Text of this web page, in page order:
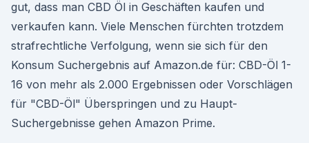
gut, dass man CBD Öl in Geschäften kaufen und
verkaufen kann. Viele Menschen fürchten trotzdem
strafrechtliche Verfolgung, wenn sie sich für den
Konsum Suchergebnis auf Amazon.de für: CBD-Öl 1-
16 von mehr als 2.000 Ergebnissen oder Vorschlägen
für "CBD-Öl" Überspringen und zu Haupt-
Suchergebnisse gehen Amazon Prime.